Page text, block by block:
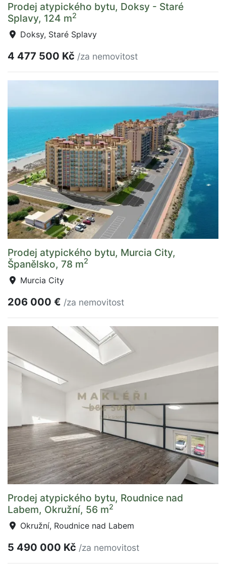
Prodej atypického bytu, Doksy - Staré
Splavy, 124 m2
Doksy, Staré Splavy
4 477 500 Kč /za nemovitost
Prodej atypického bytu, Murcia City,
Španělsko, 78 m2
Murcia City
206 000 € /za nemovitost
Prodej atypického bytu, Roudnice nad
Labem, Okružní, 56 m2
Okružní, Roudnice nad Labem
5 490 000 Kč /za nemovitost